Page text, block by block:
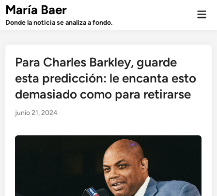
Saltar
contenido
María Baer
Donde la noticia se analiza a fondo.
Para Charles Barkley, guarde
esta predicción: le encanta esto
demasiado como para retirarse
junio 21, 2024